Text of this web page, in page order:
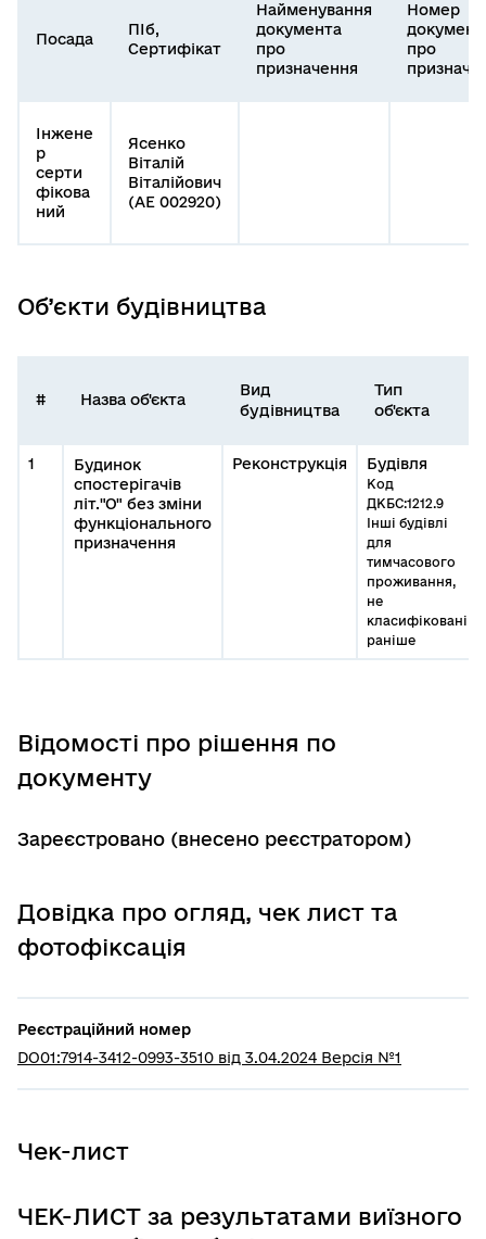
Посада
ПІб,
Сертифікат
Найменування
документа
про
призначення
Номер
про
Інжене
р
серти
фікова
ний
Ясенко
Віталій
Віталійович
(АЕ 002920)
Об’єкти будівництва
# Назва об'єкта
Вид
будівництва
Тип
об'єкта
1
Будинок
спостерігачів
літ."О" без зміни
функціонального
призначення
Реконструкція Будівля
Код
ДКБС:1212.9
Інші будівлі
для
тимчасового
проживання,
не
класифіковані
раніше
Відомості про рішення по
документу
Зареєстровано (внесено реєстратором)
Довідка про огляд, чек лист та
фотофіксація
Реєстраційний номер
DO01:7914-3412-0993-3510 від 3.04.2024 Версія №1
Чек-лист
ЧЕК-ЛИСТ за результатами виїзного